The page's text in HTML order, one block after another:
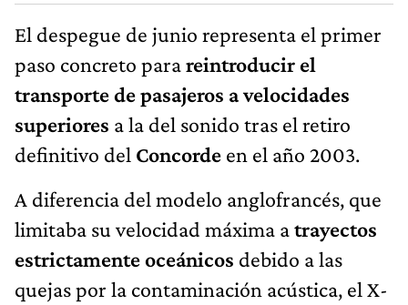
El despegue de junio representa el primer
paso concreto parareintroducir el
transporte de pasajeros a velocidades
superiores a la del sonido tras el retiro
definitivo del Concorde en el año 2003.
A diferencia del modelo anglofrancés, que
limitaba su velocidad máxima atrayectos
estrictamente oceánicos debido a las
quejas por la contaminación acústica, el X-